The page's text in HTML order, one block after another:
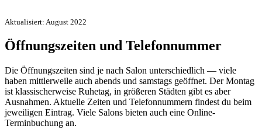
Aktualisiert: August 2022
Öffnungszeiten und Telefonnummer
Die Öffnungszeiten sind je nach Salon unterschiedlich — viele
haben mittlerweile auch abends und samstags geöffnet. Der Montag
ist klassischerweise Ruhetag, in größeren Städten gibt es aber
Ausnahmen. Aktuelle Zeiten und Telefonnummern findest du beim
jeweiligen Eintrag. Viele Salons bieten auch eine Online-
Terminbuchung an.